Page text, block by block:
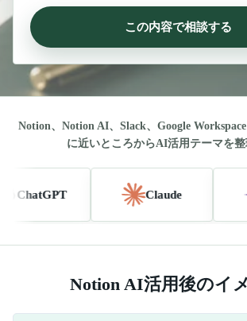
この内容で相談する
Notion、Notion AI、Slack、Google
に近いところからAI活用テーマを
Claude
Notion AI活用後のイ